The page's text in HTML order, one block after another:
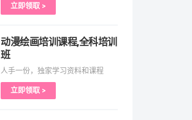
立即领取 >
动漫绘画培训课程,全科培训
班
人手一份，独家学习资料和课程
立即领取 >